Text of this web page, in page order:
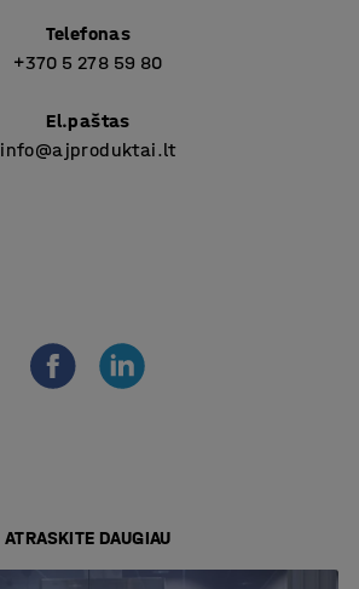
Telefonas
+370 5 278 59 80
El.paštas
info@ajproduktai.lt
ATRASKITE DAUGIAU